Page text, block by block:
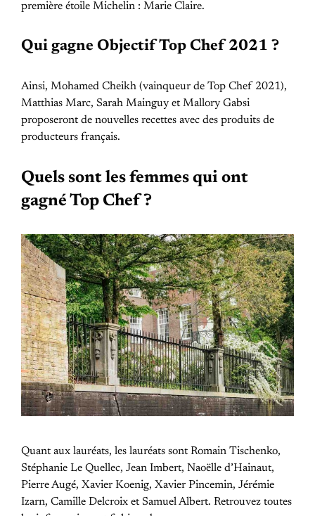
première étoile Michelin : Marie Claire.
Qui gagne Objectif Top Chef 2021 ?
Ainsi, Mohamed Cheikh (vainqueur de Top Chef 2021),
Matthias Marc, Sarah Mainguy et Mallory Gabsi
proposeront de nouvelles recettes avec des produits de
producteurs français.
Quels sont les femmes qui ont
gagné Top Chef ?
Quant aux lauréats, les lauréats sont Romain Tischenko,
Stéphanie Le Quellec, Jean Imbert, Naoëlle d’Hainaut,
Pierre Augé, Xavier Koenig, Xavier Pincemin, Jérémie
Izarn, Camille Delcroix et Samuel Albert. Retrouvez toutes